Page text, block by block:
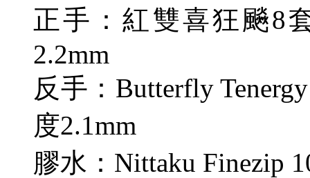
正手：紅雙喜狂飈8
2.2mm
反手： Butterfly
度2.1mm
膠水： Nittaku Finezip